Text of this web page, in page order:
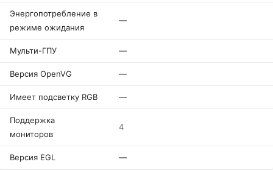
Энергопотребление в
режиме ожидания
—
Мульти-ГПУ —
Версия OpenVG —
Имеет подсветку RGB —
Поддержка
мониторов
4
Версия EGL —